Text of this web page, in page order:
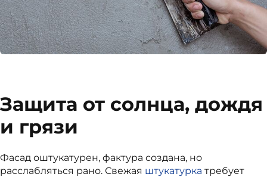
Защита от солнца, дождя
и грязи
Фасад оштукатурен, фактура создана, но
расслабляться рано. Свежая штукатурка требует